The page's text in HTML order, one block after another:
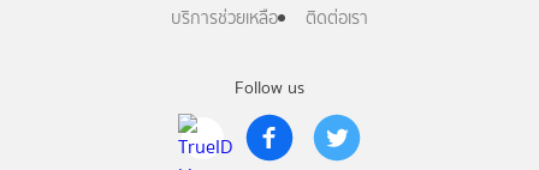
Follow us
บริการช่วยเหลือ
ติดต่อเรา